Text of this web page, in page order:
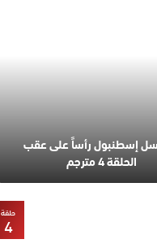
إسطنبول رأساً على عقب
الحلقة 4 مترجم
حلقة
4